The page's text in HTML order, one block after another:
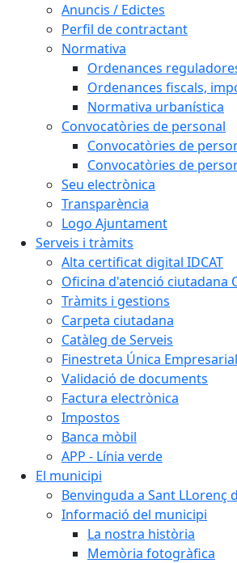
Anuncis / Edictes
Perfil de contractant
Normativa
Ordenances
Ordenances fiscals,
Normativa urbanística
Convocatòries de personal
Convocatòries de
Convocatòries de
Seu electrònica
Transparència
Logo Ajuntament
Serveis i tràmits
Alta certificat digital IDCAT
Oficina d'atenció ciutadana
Tràmits i gestions
Carpeta ciutadana
Catàleg de Serveis
Finestreta Única
Validació de documents
Factura electrònica
Impostos
Banca mòbil
APP - Línia verde
El municipi
Benvinguda a Sant LLorenç
Informació del municipi
La nostra història
Memòria fotogràfica